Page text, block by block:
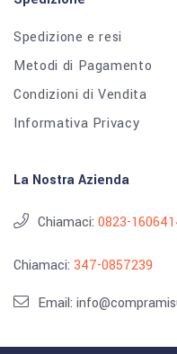
Spedizione e resi
Metodi di Pagamento
Condizioni di Vendita
Informativa Privacy
La Nostra Azienda
Chiamaci: 0823-
Chiamaci: 347-0857239
Email: